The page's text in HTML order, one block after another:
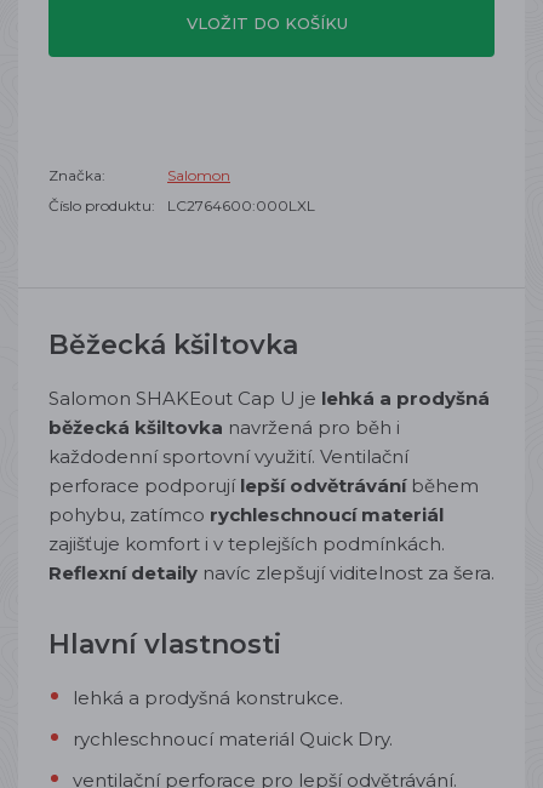
VLOŽIT DO KOŠÍKU
Značka:
Salomon
Číslo produktu:
LC2764600:000LXL
Běžecká kšiltovka
Salomon SHAKEout Cap U je lehká a prodyšná
běžecká kšiltovka navržená pro běh i
každodenní sportovní využití. Ventilační
perforace podporujílepší odvětráváníběhem
pohybu, zatímco rychleschnoucí materiál
zajišťuje komfort i v teplejších podmínkách.
Reflexní detaily navíc zlepšují viditelnost za šera.
Hlavní vlastnosti
lehká a prodyšná konstrukce.
rychleschnoucí materiál Quick Dry.
ventilační perforace pro lepší odvětrávání.